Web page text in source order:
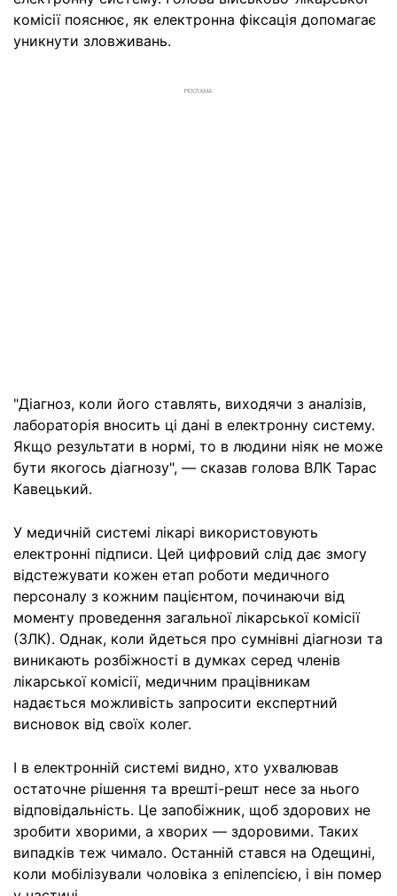
комісії пояснює, як електронна фіксація допомагає
уникнути зловживань.
РЕКЛАМА
"Діагноз, коли його ставлять, виходячи з аналізів,
лабораторія вносить ці дані в електронну систему.
Якщо результати в нормі, то в людини ніяк не може
бути якогось діагнозу", — сказав голова ВЛК Тарас
Кавецький.
У медичній системі лікарі використовують
електронні підписи. Цей цифровий слід дає змогу
відстежувати кожен етап роботи медичного
персоналу з кожним пацієнтом, починаючи від
моменту проведення загальної лікарської комісії
(ЗЛК). Однак, коли йдеться про сумнівні діагнози та
виникають розбіжності в думках серед членів
лікарської комісії, медичним працівникам
надається можливість запросити експертний
висновок від своїх колег.
І в електронній системі видно, хто ухвалював
остаточне рішення та врешті-решт несе за нього
відповідальність. Це запобіжник, щоб здорових не
зробити хворими, а хворих — здоровими. Таких
випадків теж чимало. Останній стався на Одещині,
коли мобілізували чоловіка з епілепсією, і він помер